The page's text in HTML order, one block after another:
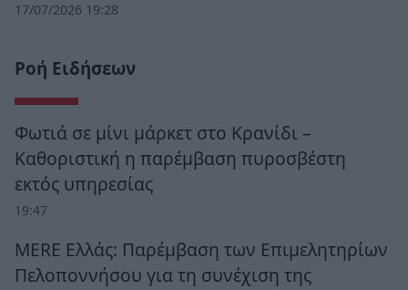
17/07/2026 19:28
Ροή Ειδήσεων
Φωτιά σε μίνι μάρκετ στο Κρανίδι –
Καθοριστική η παρέμβαση πυροσβέστη
εκτός υπηρεσίας
19:47
MERE Ελλάς: Παρέμβαση των Επιμελητηρίων
Πελοποννήσου για τη συνέχιση της